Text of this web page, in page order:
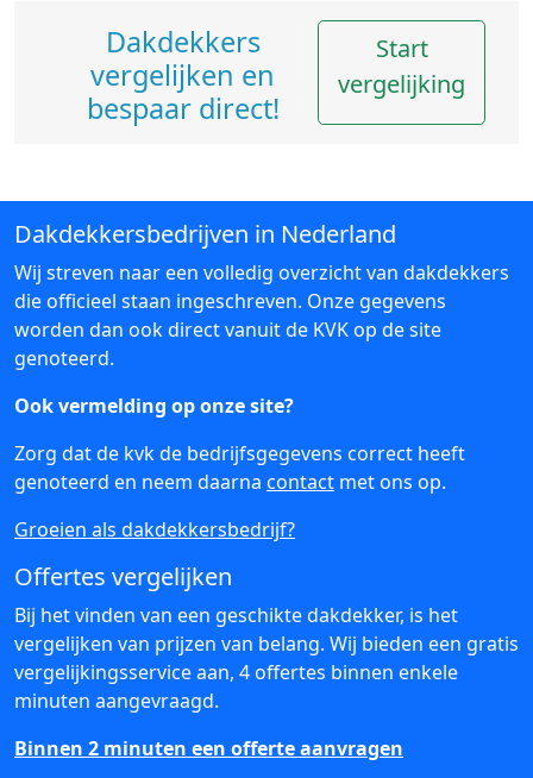
Dakdekkers
vergelijken en
bespaar direct!
Start
vergelijking
Dakdekkersbedrijven in Nederland
Wij streven naar een volledig overzicht van dakdekkers
die officieel staan ingeschreven. Onze gegevens
worden dan ook direct vanuit de KVK op de site
genoteerd.
Ook vermelding op onze site?
Zorg dat de kvk de bedrijfsgegevens correct heeft
genoteerd en neem daarna contact met ons op.
Groeien als dakdekkersbedrijf?
Offertes vergelijken
Bij het vinden van een geschikte dakdekker, is het
vergelijken van prijzen van belang. Wij bieden een gratis
vergelijkingsservice aan, 4 offertes binnen enkele
minuten aangevraagd.
Binnen 2 minuten een offerte aanvragen